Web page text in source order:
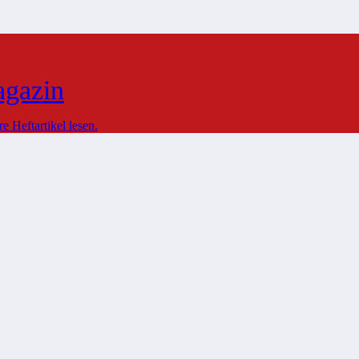
Heftartikel lesen.